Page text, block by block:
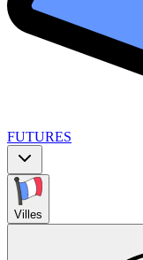
FUTURES
Villes